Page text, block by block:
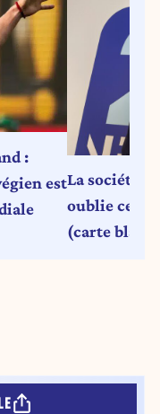
:
estLa société
oublie ceux
(carte